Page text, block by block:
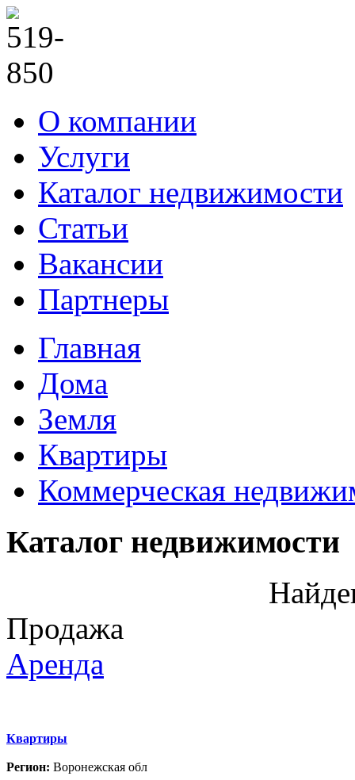
О компании
Услуги
Каталог недвижимости
Статьи
Вакансии
Партнеры
Главная
Дома
Земля
Квартиры
Коммерческая
Каталог недвижимости
Продажа
Аренда
Квартиры
Регион: Воронежская обл